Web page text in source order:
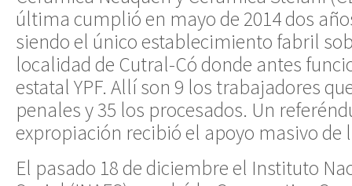
última cumplió en mayo de 2014 dos
siendo el único establecimiento fabril
localidad de Cutral-Có donde antes
estatal YPF. Allí son 9 los trabajadores
penales y 35 los procesados. Un
expropiación recibió el apoyo masivo
El pasado 18 de diciembre el Instituto